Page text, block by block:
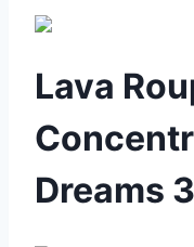
Lava
Dreams